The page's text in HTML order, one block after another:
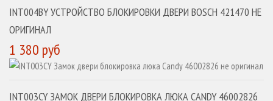
INT004BY УСТРОЙСТВО БЛОКИРОВКИ ДВЕРИ BOSCH 421470 НЕ
ОРИГИНАЛ
1 380 руб
INT003CY ЗАМОК ДВЕРИ БЛОКИРОВКА ЛЮКА CANDY 46002826